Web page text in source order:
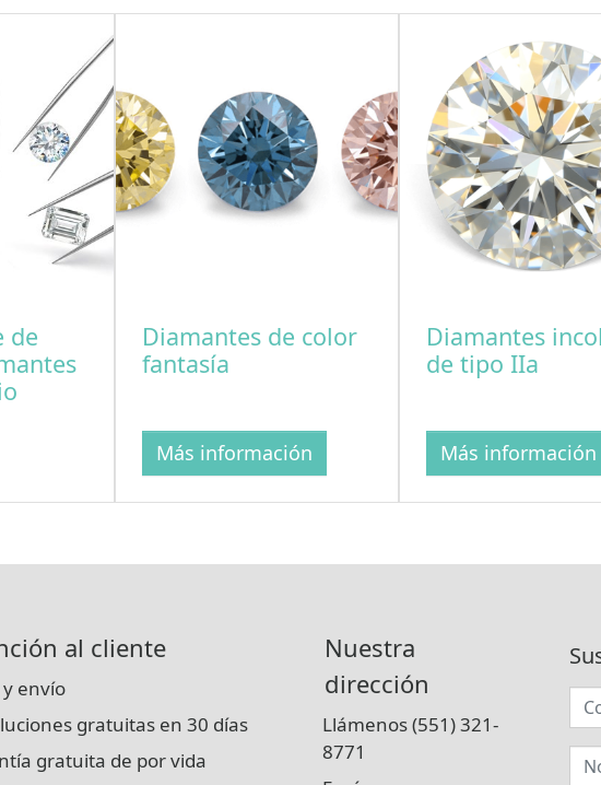
de
Diamantes de color
fantasía
Más información
Diamantes
de tipo IIa
Más información
al cliente
y envío
gratuitas en 30 días
gratuita de por vida
Nuestra
dirección
Llámenos (551) 321-
8771